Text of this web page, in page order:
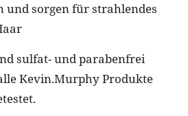
und sorgen für strahlendes
sulfat- und parabenfrei
Kevin.Murphy Produkte